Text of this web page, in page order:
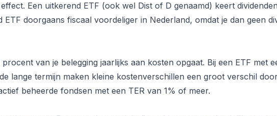
Een uitkerend ETF (ook wel Dist of D genaamd) keert
doorgaans fiscaal voordeliger in Nederland, omdat je dan geen
van je belegging jaarlijks aan kosten opgaat. Bij een ETF met
lange termijn maken kleine kostenverschillen een groot verschil
beheerde fondsen met een TER van 1% of meer.